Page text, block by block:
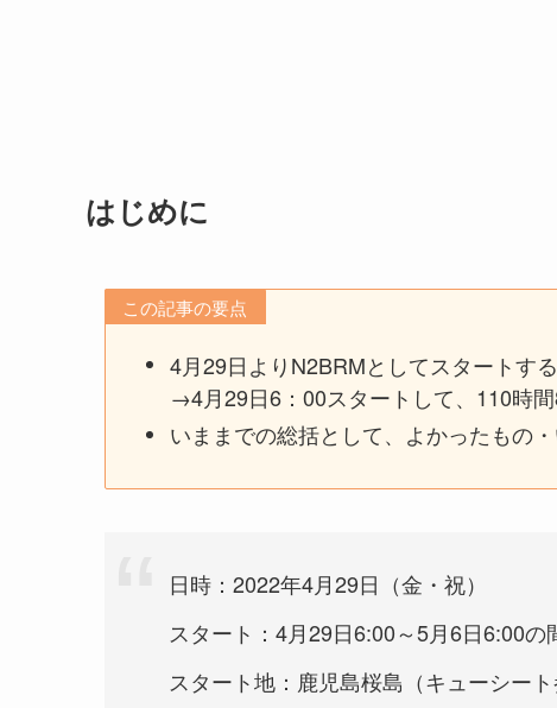
はじめに
この記事の要点
4月29日よりN2BRMとしてスタートする
→4月29日6：00スタートして、110時間
いままでの総括として、よかったもの
日時：2022年4月29日（金・祝）
スタート：4月29日6:00～5月6日6:00の
スタート地：鹿児島桜島（キューシート